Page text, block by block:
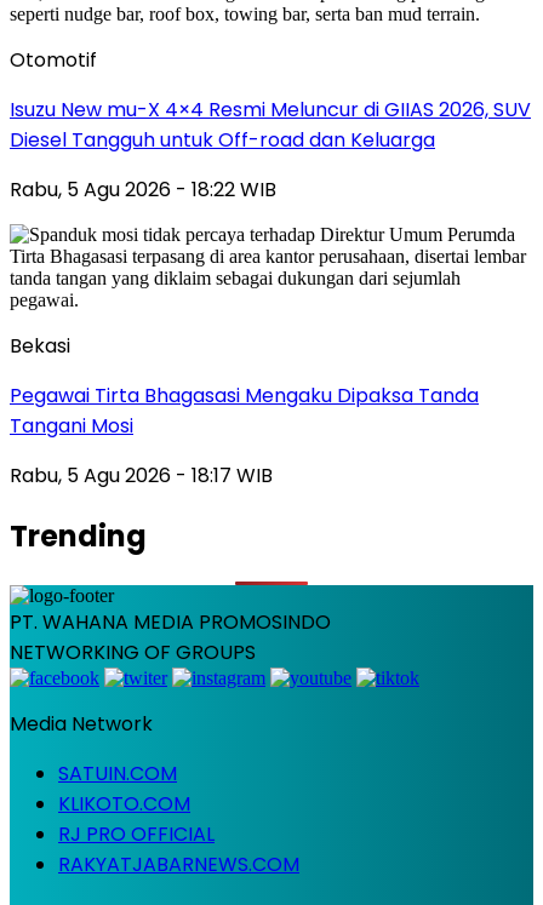
Otomotif
Isuzu New mu-X 4×4 Resmi Meluncur di GIIAS 2026, SUV
Diesel Tangguh untuk Off-road dan Keluarga
Rabu, 5 Agu 2026 - 18:22 WIB
Bekasi
Pegawai Tirta Bhagasasi Mengaku Dipaksa Tanda
Tangani Mosi
Rabu, 5 Agu 2026 - 18:17 WIB
Trending
PT. WAHANA MEDIA PROMOSINDO
NETWORKING OF GROUPS
Media Network
SATUIN.COM
KLIKOTO.COM
RJ PRO OFFICIAL
RAKYATJABARNEWS.COM